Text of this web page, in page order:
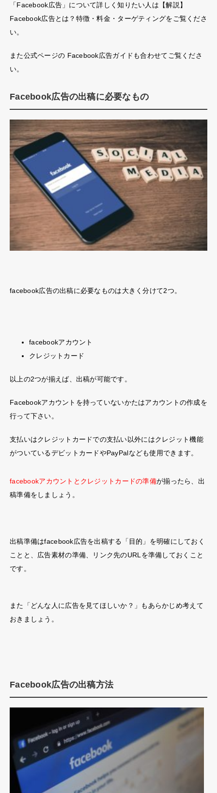
「Facebook広告」について詳しく知りたい人は 【解説】
Facebook広告とは？特徴・料金・ターゲティングをご覧くださ
い。
また公式ページの Facebook広告ガイド も合わせてご覧くださ
い。
Facebook広告の出稿に必要なもの
facebook広告の出稿に必要なものは大きく分けて2つ。
facebookアカウント
クレジットカード
以上の2つが揃えば、出稿が可能です。
Facebookアカウントを持っていないかたはアカウントの作成を
行って下さい。
支払いはクレジットカードでの支払い以外にはクレジット機能
がついているデビットカードやPayPalなども使用できます。
facebookアカウントとクレジットカードの準備が揃ったら、出
稿準備をしましょう。
出稿準備はfacebook広告を出稿する「目的」を明確にしておく
ことと、広告素材の準備、リンク先のURLを準備しておくこと
です。
また「どんな人に広告を見てほしいか？」もあらかじめ考えて
おきましょう。
Facebook広告の出稿方法